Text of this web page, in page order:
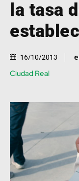
la tasa
16/10/2013
Ciudad Real